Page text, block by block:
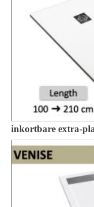
inkortbare extra-